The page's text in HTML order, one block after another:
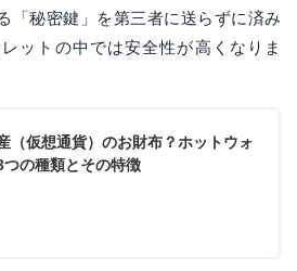
「秘密鍵」を第三者に送らずに済み
ットの中では安全性が高くなりま
（仮想通貨）のお財布？ホットウォ
つの種類とその特徴